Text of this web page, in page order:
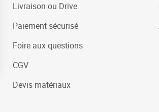
Livraison ou Drive
Paiement sécurisé
Foire aux questions
CGV
Devis matériaux